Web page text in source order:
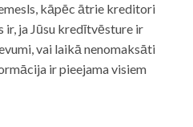
kāpēc ātrie kreditori
ir, ja Jūsu kredītvēsture ir
vai laikā nenomaksāti
ir pieejama visiem